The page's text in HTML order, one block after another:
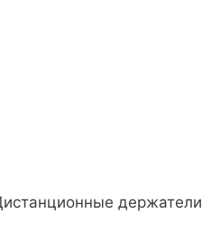
держатели